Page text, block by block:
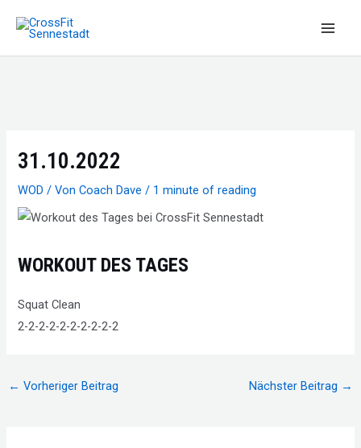
Inhalt
springen
31.10.2022
WOD / VonCoach Dave/ 1 minute of reading
WORKOUT DES TAGES
Squat Clean
2-2-2-2-2-2-2-2-2-2
Beitragsnavigation
← Vorheriger Beitrag Nächster Beitrag →